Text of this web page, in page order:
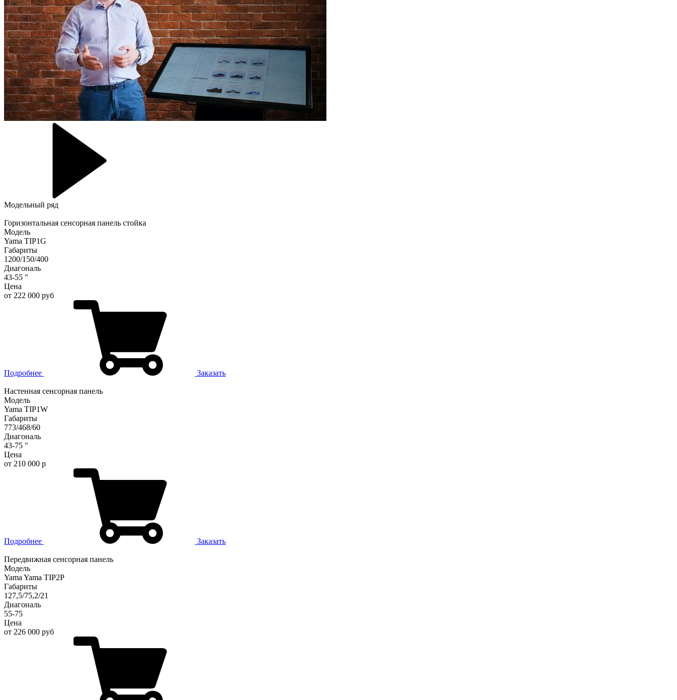
Модельный ряд
Горизонтальная сенсорная панель стойка
Модель
Yama TIP1G
Габариты
1200/150/400
Диагональ
43-55 "
Цена
от 222 000 руб
Подробнее Заказать
Настенная сенсорная панель
Модель
Yama TIP1W
Габариты
773/468/60
Диагональ
43-75 "
Цена
от 210 000 р
Подробнее Заказать
Передвижная сенсорная панель
Модель
Yama Yama TIP2P
Габариты
127,5/75,2/21
Диагональ
55-75
Цена
от 226 000 руб